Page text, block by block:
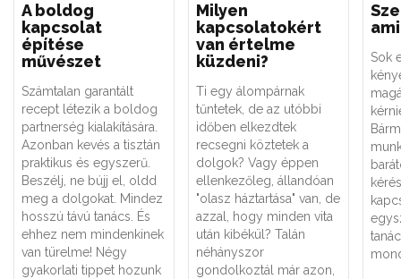
A boldog
kapcsolat
építése
művészet
Számtalan garantált
recept létezik a boldog
partnerség kialakítására.
Azonban kevés a tisztán
praktikus és egyszerű.
Beszélj, ne bújj el, oldd
meg a dolgokat. Mindez
hosszú távú tanács. És
ehhez nem mindenkinek
van türelme! Négy
gyakorlati tippet hozunk
Milyen
kapcsolatokért
van értelme
küzdeni?
Ti egy álompárnak
tűntetek, de az utóbbi
időben elkezdtek
recsegni köztetek a
dolgok? Vagy éppen
ellenkezőleg, állandóan
"olasz háztartása" van, de
azzal, hogy minden vita
után kibékül? Talán
néhányszor
gondolkoztál már azon,
Sok